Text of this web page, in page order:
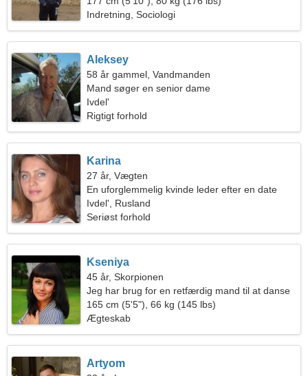
Indretning, Sociologi
Aleksey
58 år gammel, Vandmanden
Mand søger en senior dame
Ivdel'
Rigtigt forhold
Karina
27 år, Vægten
En uforglemmelig kvinde leder efter en date
Ivdel', Rusland
Seriøst forhold
Kseniya
45 år, Skorpionen
Jeg har brug for en retfærdig mand til at danse
sammen
165 cm (5'5"), 66 kg (145 lbs)
Ægteskab
Artyom